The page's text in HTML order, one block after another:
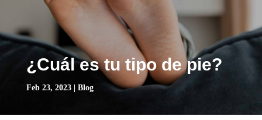
¿Cuál es tu tipo de pie?
Feb 23, 2023| Blog